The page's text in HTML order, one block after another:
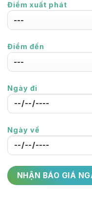
Điểm xuất phát
Điểm đến
Ngày đi
Ngày về